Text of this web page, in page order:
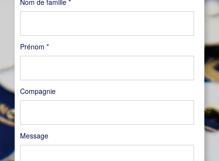
Nom de famille *
Prénom *
Compagnie
Message